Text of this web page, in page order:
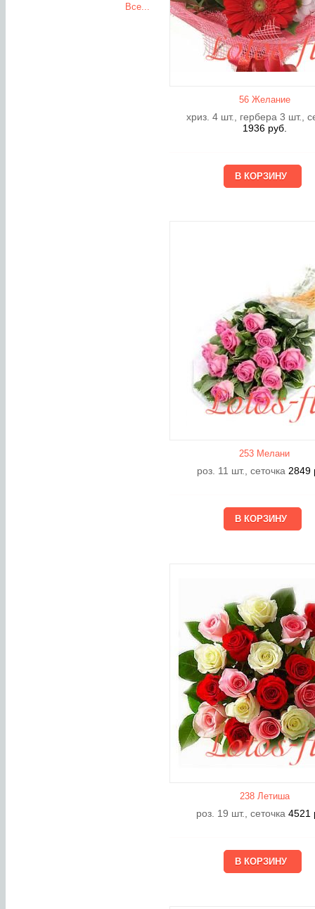
Все...
56 Желание
хриз. 4 шт., гербера 3 шт.,
1936 руб.
253 Мелани
роз. 11 шт., сеточка 2849
238 Летишa
роз. 19 шт., сеточка4521